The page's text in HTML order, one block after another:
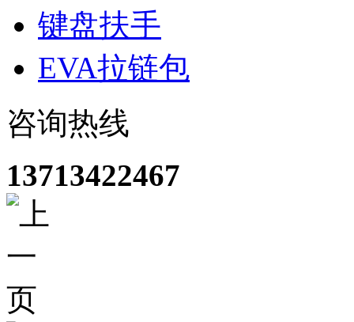
键盘扶手
EVA拉链包
咨询热线
13713422467